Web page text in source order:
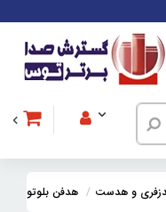
و هدست هدفن بلوتوث